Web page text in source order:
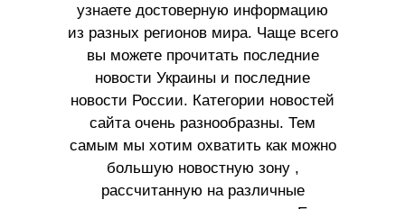
узнаете достоверную информацию
из разных регионов мира. Чаще всего
вы можете прочитать последние
новости Украины и последние
новости России. Категории новостей
сайта очень разнообразны. Тем
самым мы хотим охватить как можно
большую новостную зону ,
рассчитанную на различные